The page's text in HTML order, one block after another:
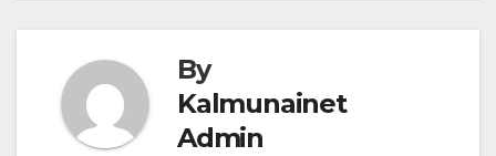
By
Kalmunainet
Admin